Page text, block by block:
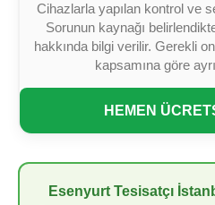
Cihazlarla yapılan kontrol ve
Sorunun kaynağı
hakkında bilgi verilir. Gerekli
kapsamına göre
HEMEN
Esenyurt Tesisatçı